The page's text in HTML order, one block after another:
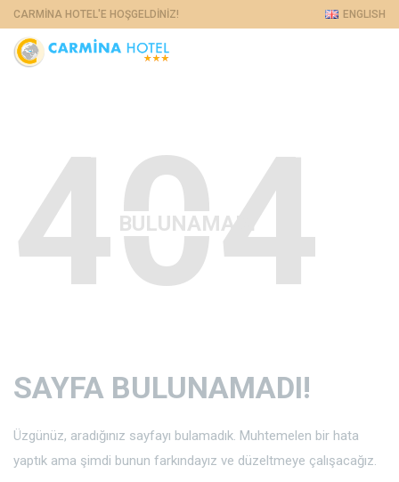
CARMINA HOTEL'E HOŞGELDINIZ! ENGLISH
404
BULUNAMADI
SAYFA BULUNAMADI!
Üzgünüz, aradığınız sayfayı bulamadık. Muhtemelen bir hata
yaptık ama şimdi bunun farkındayız ve düzeltmeye çalışacağız.